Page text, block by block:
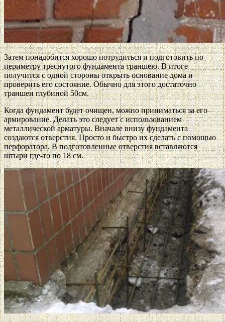
Затем понадобится хорошо потрудиться и подготовить по
периметру треснутого фундамента траншею. В итоге
получится с одной стороны открыть основание дома и
проверить его состояние. Обычно для этого достаточно
траншеи глубиной 50см.
Когда фундамент будет очищен, можно приниматься за его
армирование. Делать это следует с использованием
металлической арматуры. Вначале внизу фундамента
создаются отверстия. Просто и быстро их сделать с помощью
перфоратора. В подготовленные отверстия вставляются
штыри где-то по 18 см.